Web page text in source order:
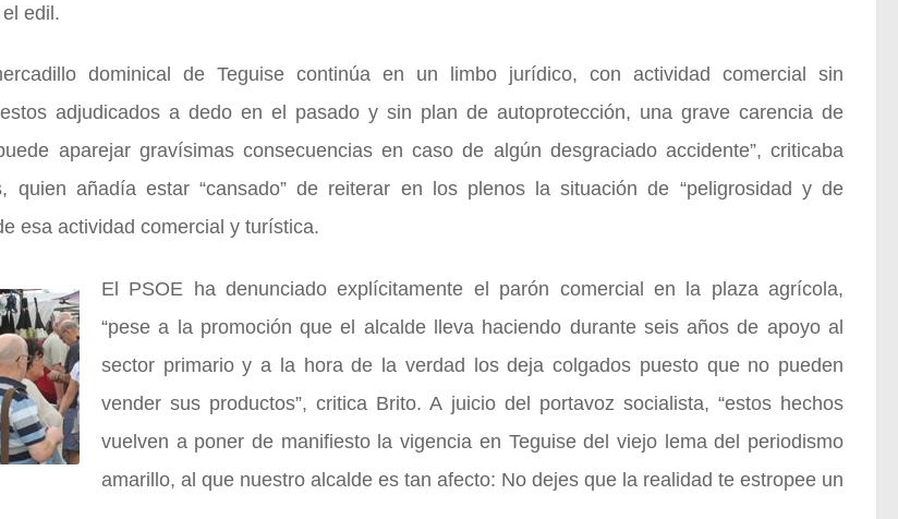
edil.
dominical de Teguise continúa en un limbo jurídico, con actividad comercial sin
adjudicados a dedo en el pasado y sin plan de autoprotección, una grave carencia de
aparejar gravísimas consecuencias en caso de algún desgraciado accidente”, criticaba
quien añadía estar “cansado” de reiterar en los plenos la situación de “peligrosidad y de
esa actividad comercial y turística.
El PSOE ha denunciado explícitamente el parón comercial en la plaza agrícola,
“pese a la promoción que el alcalde lleva haciendo durante seis años de apoyo al
sector primario y a la hora de la verdad los deja colgados puesto que no pueden
vender sus productos”, critica Brito. A juicio del portavoz socialista, “estos hechos
vuelven a poner de manifiesto la vigencia en Teguise del viejo lema del periodismo
amarillo, al que nuestro alcalde es tan afecto: No dejes que la realidad te estropee un